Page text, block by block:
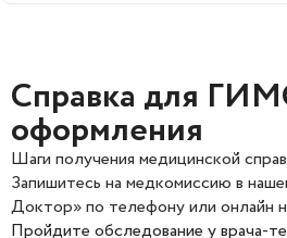
Справка для
оформления
Шаги получения медицинской
Запишитесь на медкомиссию в
Доктор» по телефону или онлайн
Пройдите обследование у врача-